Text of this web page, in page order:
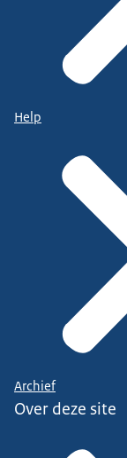
Help
Archief
Over deze site